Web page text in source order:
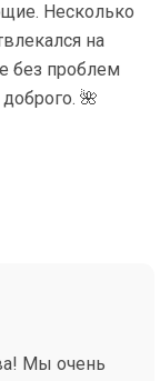
Несколько
на
без проблем
🌺
Мы очень